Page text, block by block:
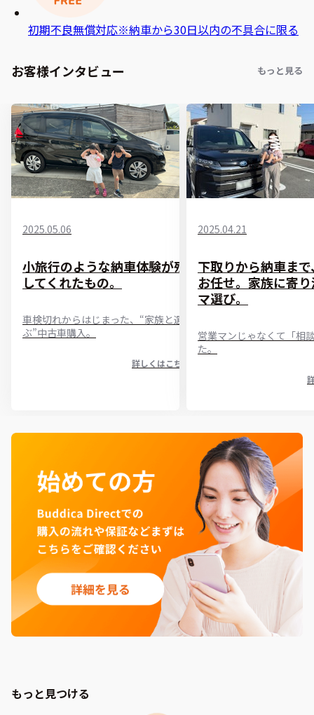
初期不良無償対応※納車から30日以内の不具合に限る
お客様インタビュー もっと見る
2025.05.06
小旅行のような納車体験が残
してくれたもの。
車検切れからはじまった、“家族と選
ぶ”中古車購入。
詳しくはこちら
2025.04.21
下取りから納車ま
お任せ。家族に寄
マ選び。
営業マンじゃなくて「相
た。
もっと見つける